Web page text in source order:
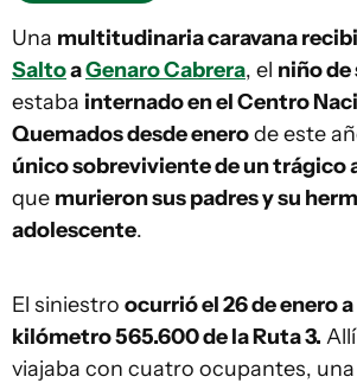
Una multitudinaria caravana
SaltoaGenaro Cabrera, el niño de
estaba internado en el Centro
Quemados desde enerode este
único sobreviviente de un trágico
que murieron sus padres y su
adolescente.
El siniestro ocurrió el 26 de enero
kilómetro 565.600 de la Ruta 3.
viajaba con cuatro ocupantes, una